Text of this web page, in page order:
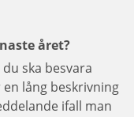
året?
ska besvara
lång beskrivning
ifall man